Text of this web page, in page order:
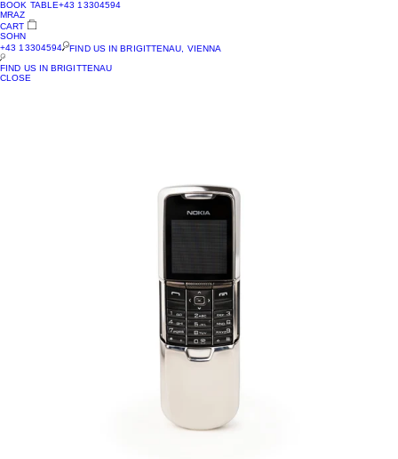
BOOK TABLE+43 13304594
MRAZ
CART
SOHN
+43 13304594
FIND US IN BRIGITTENAU, VIENNA
FIND US IN BRIGITTENAU
CLOSE